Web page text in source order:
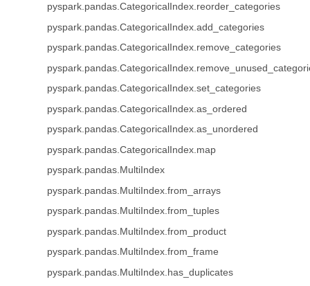
pyspark.pandas.CategoricalIndex.reorder_categories
pyspark.pandas.CategoricalIndex.add_categories
pyspark.pandas.CategoricalIndex.remove_categories
pyspark.pandas.CategoricalIndex.set_categories
pyspark.pandas.CategoricalIndex.as_ordered
pyspark.pandas.CategoricalIndex.as_unordered
pyspark.pandas.CategoricalIndex.map
pyspark.pandas.MultiIndex
pyspark.pandas.MultiIndex.from_arrays
pyspark.pandas.MultiIndex.from_tuples
pyspark.pandas.MultiIndex.from_product
pyspark.pandas.MultiIndex.from_frame
pyspark.pandas.MultiIndex.has_duplicates